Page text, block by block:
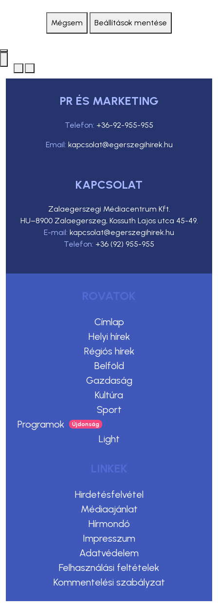
Mégsem Beállítások mentése
PR ÉS MARKETING
Telefon: +36-92-955-955
Email: kapcsolat@egerszegihirek.hu
KAPCSOLAT
Zalaegerszegi Médiacentrum Kft.
HU–8900 Zalaegerszeg, Kossuth Lajos utca 45-49.
E-mail: kapcsolat@egerszegihirek.hu
Telefon: +36 (92) 955-955
ROVATOK
Címlap
Helyi hírek
Régiós hírek
Belföld
Gazdaság
Kultúra
Sport
Programok
Light
LINKEK
Hirdetésfelvétel
Médiaajánlat
Hírmondó
Impresszum
Adatvédelem
Felhasználási feltételek
Kommentelési szabályzat